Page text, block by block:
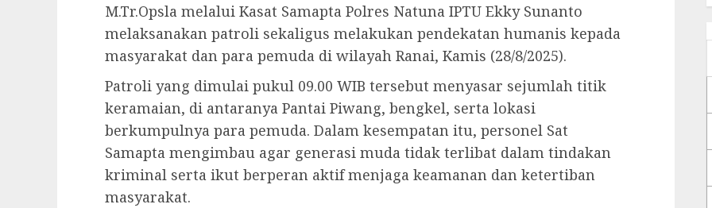
M.Tr.Opsla melalui Kasat Samapta Polres Natuna IPTU Ekky Sunanto
melaksanakan patroli sekaligus melakukan pendekatan humanis kepada
masyarakat dan para pemuda di wilayah Ranai, Kamis (28/8/2025).
Patroli yang dimulai pukul 09.00 WIB tersebut menyasar sejumlah titik
keramaian, di antaranya Pantai Piwang, bengkel, serta lokasi
berkumpulnya para pemuda. Dalam kesempatan itu, personel Sat
Samapta mengimbau agar generasi muda tidak terlibat dalam tindakan
kriminal serta ikut berperan aktif menjaga keamanan dan ketertiban
masyarakat.